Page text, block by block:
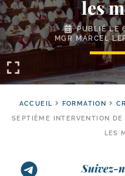
les
PUBLIÉ LE
MGR MARCEL
ACCUEIL FORMATION
SEPTIÈME INTERVENTION
LES
Suivez-